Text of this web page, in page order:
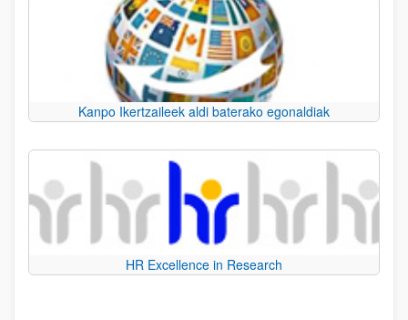
Kanpo Ikertzaileek aldi baterako egonaldiak
HR Excellence in Research